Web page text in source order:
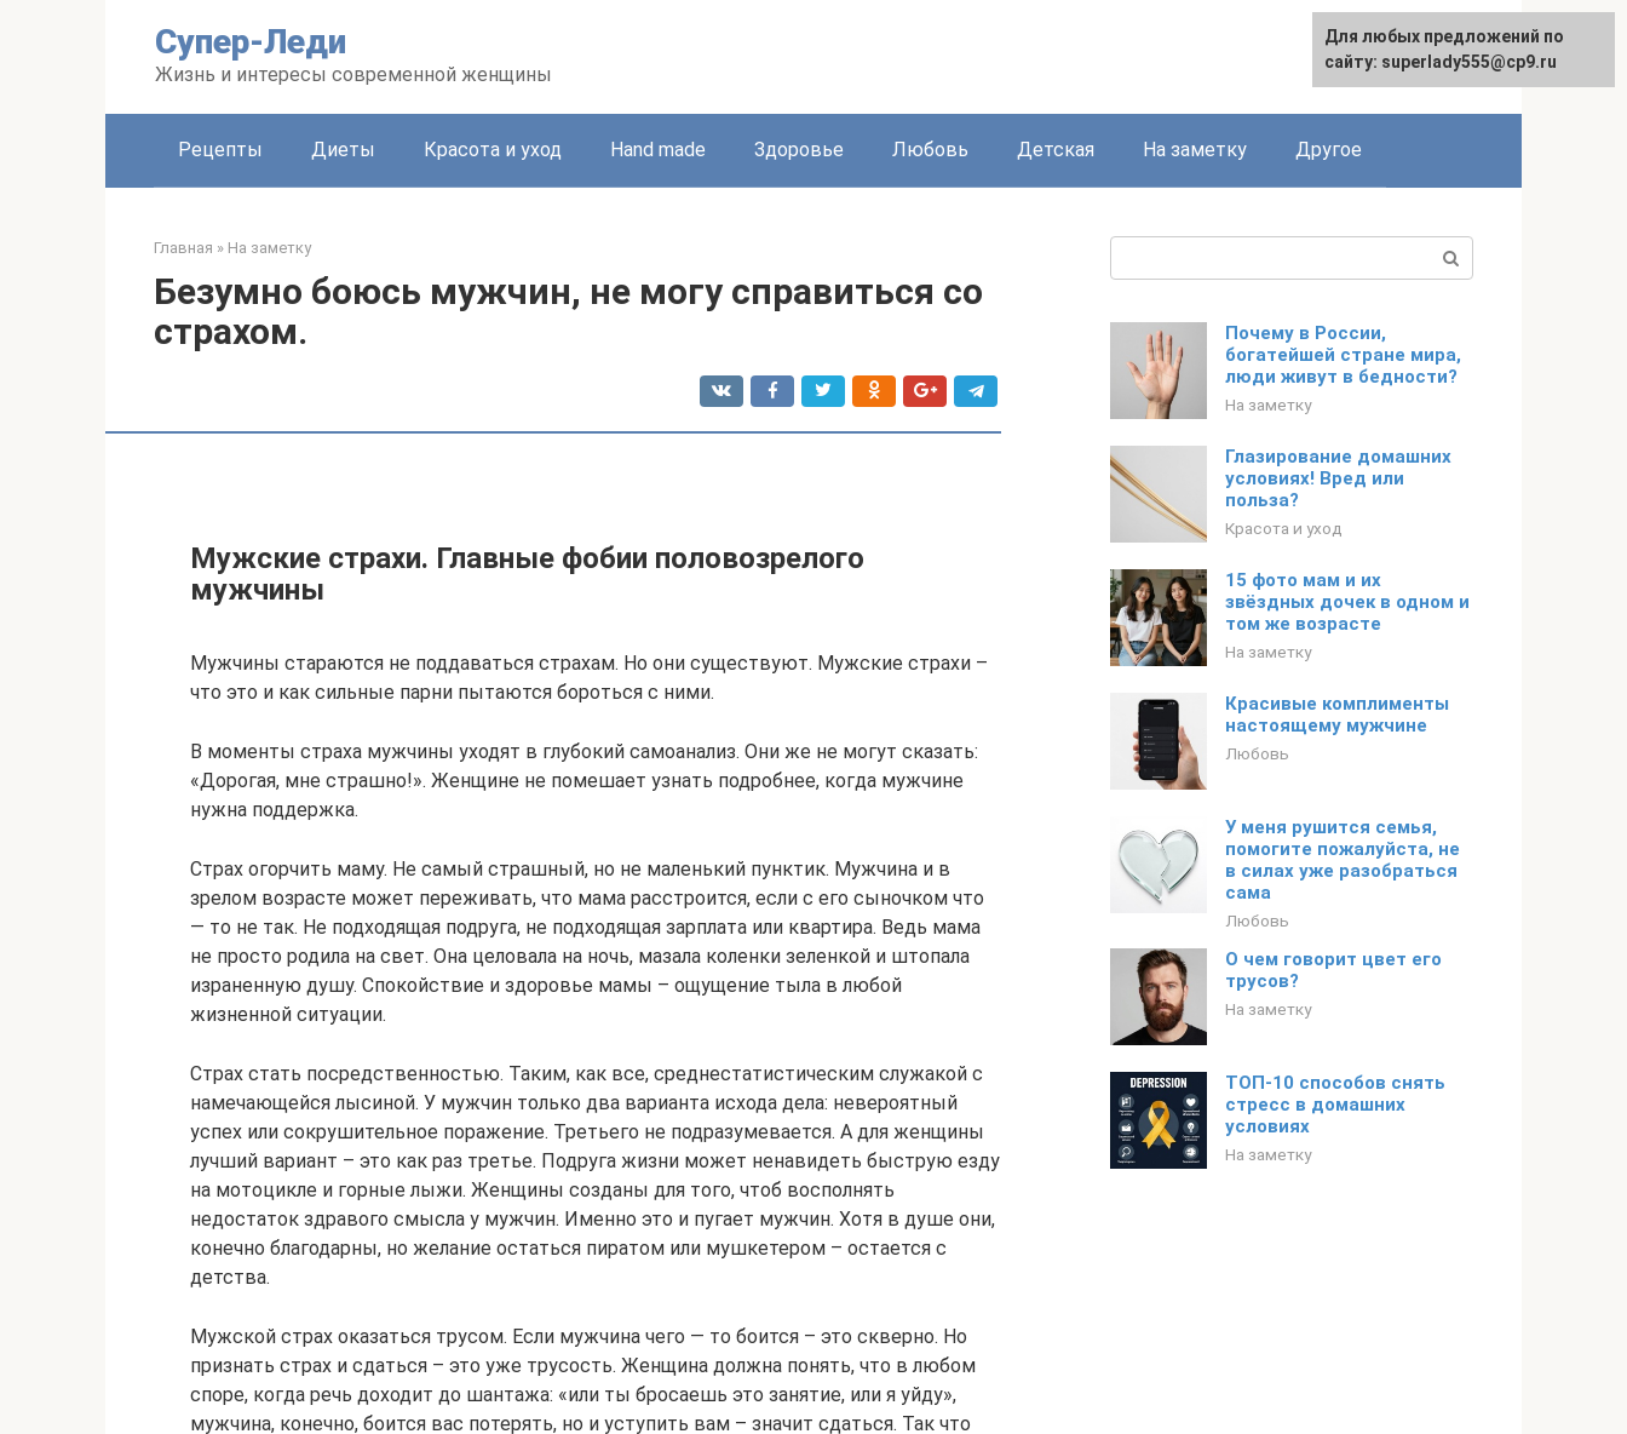
Супер-Леди
Жизнь и интересы современной женщины
English
Рецепты Диеты Красота и уход Hand made Здоровье Любовь Детская На заметку Другое
Главная » На заметку
Безумно боюсь мужчин, не могу справиться со
страхом.
Мужские страхи. Главные фобии половозрелого
мужчины
Мужчины стараются не поддаваться страхам. Но они существуют. Мужские страхи –
что это и как сильные парни пытаются бороться с ними.
В моменты страха мужчины уходят в глубокий самоанализ. Они же не могут сказать:
«Дорогая, мне страшно!». Женщине не помешает узнать подробнее, когда мужчине
нужна поддержка.
Страх огорчить маму. Не самый страшный, но не маленький пунктик. Мужчина и в
зрелом возрасте может переживать, что мама расстроится, если с его сыночком что
— то не так. Не подходящая подруга, не подходящая зарплата или квартира. Ведь мама
не просто родила на свет. Она целовала на ночь, мазала коленки зеленкой и штопала
израненную душу. Спокойствие и здоровье мамы – ощущение тыла в любой
жизненной ситуации.
Страх стать посредственностью. Таким, как все, среднестатистическим служакой с
намечающейся лысиной. У мужчин только два варианта исхода дела: невероятный
успех или сокрушительное поражение. Третьего не подразумевается. А для женщины
лучший вариант – это как раз третье. Подруга жизни может ненавидеть быструю езду
на мотоцикле и горные лыжи. Женщины созданы для того, чтоб восполнять
недостаток здравого смысла у мужчин. Именно это и пугает мужчин. Хотя в душе они,
конечно благодарны, но желание остаться пиратом или мушкетером – остается с
детства.
Мужской страх оказаться трусом. Если мужчина чего — то боится – это скверно. Но
признать страх и сдаться – это уже трусость. Женщина должна понять, что в любом
споре, когда речь доходит до шантажа: «или ты бросаешь это занятие, или я уйду»,
мужчина, конечно, боится вас потерять, но и уступить вам – значит сдаться. Так что
Почему в России,
богатейшей стране мира,
люди живут в бедности?
На заметку
Глазирование домашних
условиях! Вред или
польза?
Красота и уход
15 фото мам и их
звёздных дочек в одном и
том же возрасте
На заметку
Красивые комплименты
настоящему мужчине
Любовь
У меня рушится семья,
помогите пожалуйста, не
в силах уже разобраться
сама
Любовь
О чем говорит цвет его
трусов?
На заметку
ТОП-10 способов снять
стресс в домашних
условиях
На заметку
Для любых предложений по
сайту: superlady555@cp9.ru